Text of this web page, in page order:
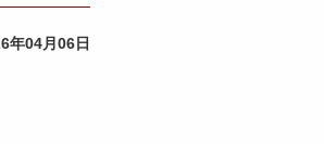
年04月06日